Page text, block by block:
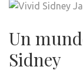
Un
Sidney